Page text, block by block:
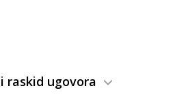
raskid ugovora